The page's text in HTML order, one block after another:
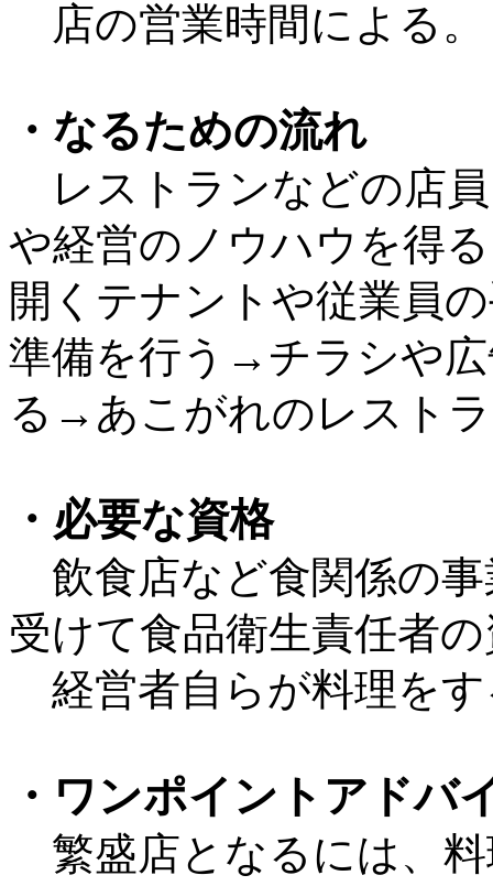
店の営業時間による。
・なるための流れ
レストランなどの店
や経営のノウハウを得
開くテナントや従業員
準備を行う→チラシや
る→あこがれのレスト
・必要な資格
飲食店など食関係の事
受けて食品衛生責任者
経営者自らが料理をす
・ワンポイントアドバ
繁盛店となるには、